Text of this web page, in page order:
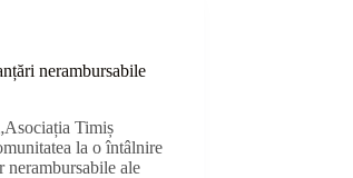
nerambursabile
Timiș
la o întâlnire
nerambursabile ale